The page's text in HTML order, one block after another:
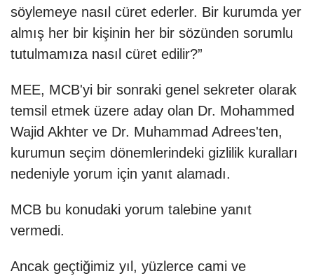
söylemeye nasıl cüret ederler. Bir kurumda yer
almış her bir kişinin her bir sözünden sorumlu
tutulmamıza nasıl cüret edilir?”
MEE, MCB'yi bir sonraki genel sekreter olarak
temsil etmek üzere aday olan Dr. Mohammed
Wajid Akhter ve Dr. Muhammad Adrees'ten,
kurumun seçim dönemlerindeki gizlilik kuralları
nedeniyle yorum için yanıt alamadı.
MCB bu konudaki yorum talebine yanıt
vermedi.
Ancak geçtiğimiz yıl, yüzlerce cami ve